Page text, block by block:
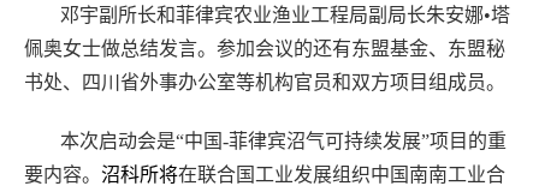
邓宇副所长和菲律宾农业渔业工程局副局长朱安娜•塔
佩奥女士做总结发言。参加会议的还有东盟基金、东盟秘
书处、四川省外事办公室等机构官员和双方项目组成员。
本次启动会是“中国-菲律宾沼气可持续发展”项目的重
要内容。沼科所将在联合国工业发展组织中国南南工业合